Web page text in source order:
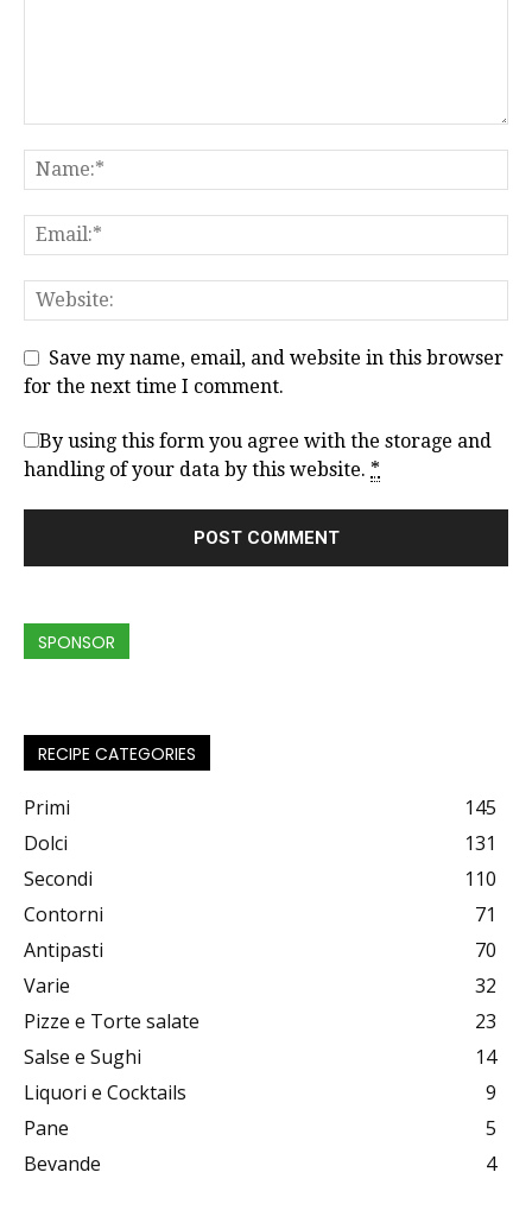
Save my name, email, and website in this browser
for the next time I comment.
By using this form you agree with the storage and
handling of your data by this website. *
SPONSOR
RECIPE CATEGORIES
Primi
145
Dolci
131
Secondi
110
Contorni
71
Antipasti
70
Varie
32
Pizze e Torte salate
23
Salse e Sughi
14
Liquori e Cocktails
9
Pane
5
Bevande
4